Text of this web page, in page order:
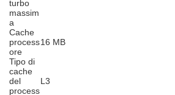
turbo
massim
a
Cache
process
ore
16 MB
Tipo di
cache
del
process
L3